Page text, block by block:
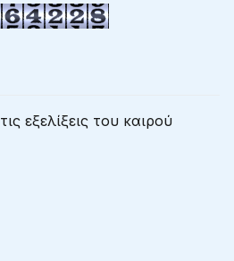
εξελίξεις του καιρού